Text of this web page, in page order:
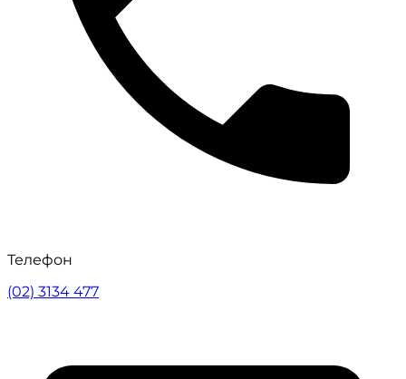
Телефон
(02) 3134 477